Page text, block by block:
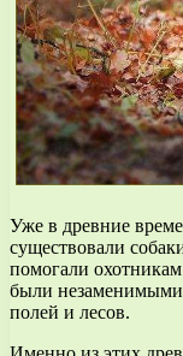
Уже в древние
существовали
помогали
были незаменимыми
полей и лесов.